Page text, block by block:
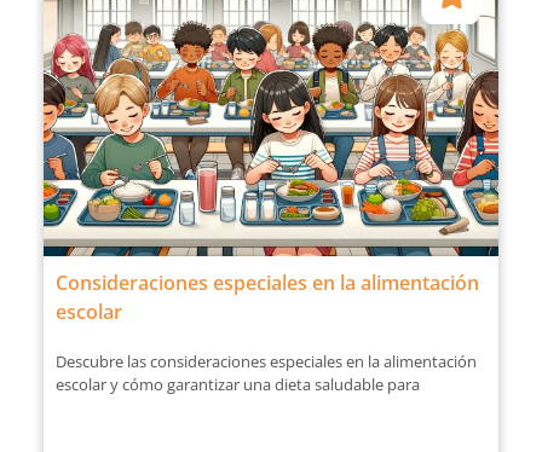
Consideraciones especiales en la alimentación
escolar
Descubre las consideraciones especiales en la alimentación
escolar y cómo garantizar una dieta saludable para